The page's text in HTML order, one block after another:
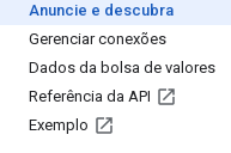
Anuncie e descubra
Gerenciar conexões
Dados da bolsa de valores
Referência da API
Exemplo